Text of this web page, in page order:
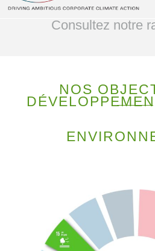
Consultez notre
NOS